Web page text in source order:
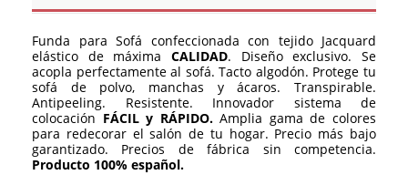
Funda para Sofá confeccionada con tejido Jacquard
elástico de máxima CALIDAD. Diseño exclusivo. Se
acopla perfectamente al sofá. Tacto algodón. Protege tu
sofá de polvo, manchas y ácaros. Transpirable.
Antipeeling. Resistente. Innovador sistema de
colocación FÁCIL y RÁPIDO.Amplia gama de colores
para redecorar el salón de tu hogar. Precio más bajo
garantizado. Precios de fábrica sin competencia.
Producto 100% español.